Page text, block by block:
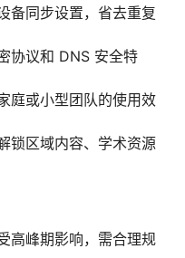
备同步设置，省去重复
协议和 DNS 安全特
庭或小型团队的使用效
锁区域内容、学术资源
高峰期影响，需合理规